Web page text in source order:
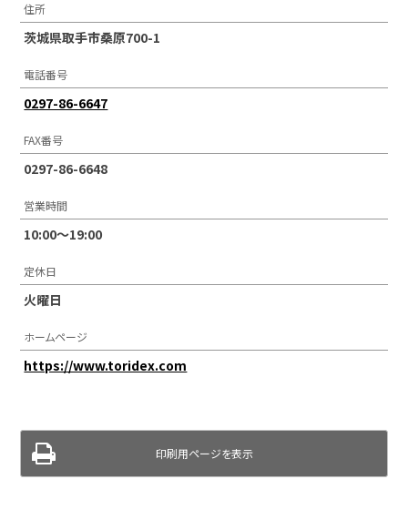
住所
茨城県取手市桑原700-1
電話番号
0297-86-6647
FAX番号
0297-86-6648
営業時間
10:00～19:00
定休日
火曜日
ホームページ
https://www.toridex.com
印刷用ページを表示